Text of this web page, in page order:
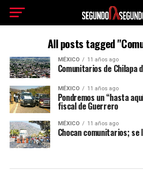
All posts tagged
MÉXICO 11 años ago
Comunitarios de Chilapa
MÉXICO 11 años ago
Pondremos un “hasta
fiscal de Guerrero
MÉXICO 11 años ago
Chocan comunitarios; se